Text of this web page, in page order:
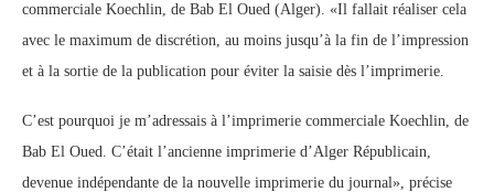
commerciale Koechlin, de Bab El Oued (Alger). «Il fallait réaliser cela
avec le maximum de discrétion, au moins jusqu’à la fin de l’impression
et à la sortie de la publication pour éviter la saisie dès l’imprimerie.
C’est pourquoi je m’adressais à l’imprimerie commerciale Koechlin, de
Bab El Oued. C’était l’ancienne imprimerie d’Alger Républicain,
devenue indépendante de la nouvelle imprimerie du journal», précise